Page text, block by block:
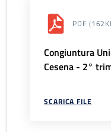
PDF
Congiuntura
Cesena - 2°
SCARICA FILE